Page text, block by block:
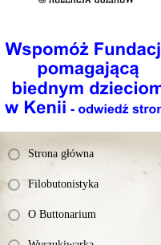
Strona główna
Filobutonistyka
O Buttonarium